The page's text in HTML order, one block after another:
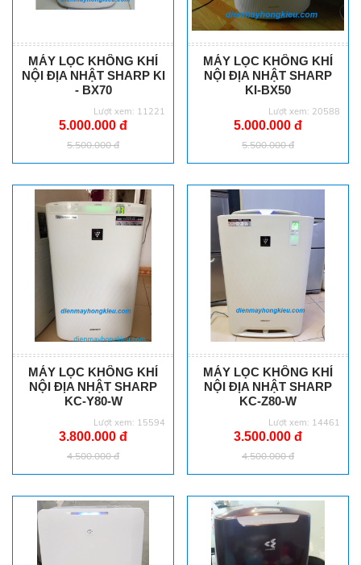
MÁY LỌC KHÔNG KHÍ
NỘI ĐỊA NHẬT SHARP KI
- BX70
Lượt xem: 11221
5.000.000 đ
5.500.000 đ
MÁY LỌC KHÔNG KHÍ
NỘI ĐỊA NHẬT SHARP
KI-BX50
Lượt xem: 20588
5.000.000 đ
5.500.000 đ
MÁY LỌC KHÔNG KHÍ
NỘI ĐỊA NHẬT SHARP
KC-Y80-W
Lượt xem: 15594
3.800.000 đ
4.500.000 đ
MÁY LỌC KHÔNG KHÍ
NỘI ĐỊA NHẬT SHARP
KC-Z80-W
Lượt xem: 14461
3.500.000 đ
4.500.000 đ